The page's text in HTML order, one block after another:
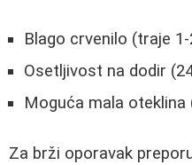
Blago crvenilo (traje 1-
Osetljivost na dodir
Moguća mala
Za brži oporavak